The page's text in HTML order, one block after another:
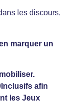
les discours,
marquer un
afin
les Jeux